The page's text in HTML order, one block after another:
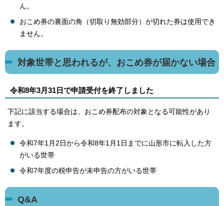
ん。
おこめ券の裏面の角（切取り無効部分）が切れた券は使用でき
ません。
対象世帯と思われるが、おこめ券が届かない場合
令和8年3月31日で申請受付を終了しました
下記に該当する場合は、おこめ券配布の対象となる可能性があり
ます。
令和7年1月2日から令和8年1月1日までに山形市に転入した方
がいる世帯
令和7年度の税申告が未申告の方がいる世帯
Q&A